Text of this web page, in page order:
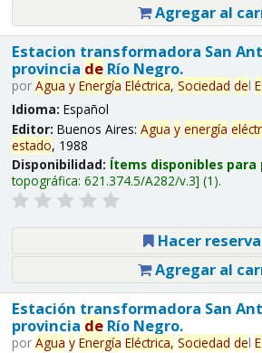
Agregar al
Estacion transformadora San
provincia deRío Negro.
por Agua y Energía Eléctrica, Sociedad del
Idioma: Español
Editor: Buenos Aires: Agua y energía
estado, 1988
Disponibilidad: Ítems disponibles para
topográfica: 621.374.5/A282/v.3 (1).
Hacer reserva
Agregar al
Estación transformadora San
provincia deRío Negro.
por Agua y Energía Eléctrica, Sociedad del